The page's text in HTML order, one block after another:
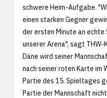
schwere Heim-Aufgabe.
einen starken Gegner
der ersten Minute an
unserer Arena", sagt THW-
Däne wird seiner
nach seiner roten Karte im
Partie des 15. Spieltages
Partie der Mannschaft